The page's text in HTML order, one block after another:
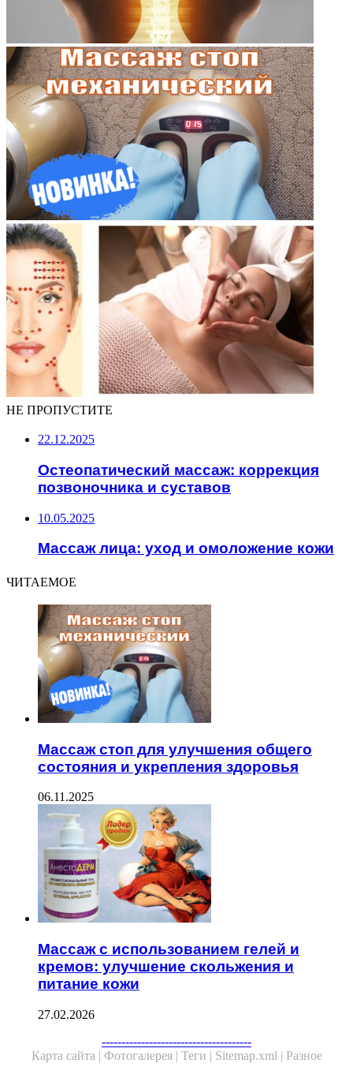
НЕ ПРОПУСТИТЕ
22.12.2025
Остеопатический массаж: коррекция
позвоночника и суставов
10.05.2025
Массаж лица: уход и омоложение кожи
ЧИТАЕМОЕ
Массаж стоп для улучшения общего
состояния и укрепления здоровья
06.11.2025
Массаж с использованием гелей и
кремов: улучшение скольжения и
питание кожи
27.02.2026
--------------------------------------
Карта сайта | Фотогалерея | Теги | Sitemap.xml | Разное